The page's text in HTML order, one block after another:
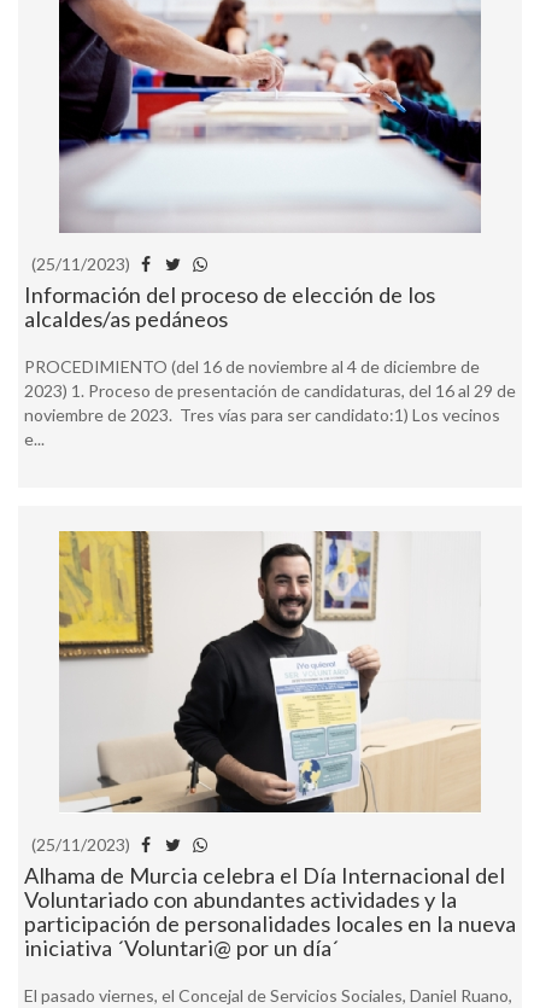
(25/11/2023)
Información del proceso de elección de los
alcaldes/as pedáneos
PROCEDIMIENTO (del 16 de noviembre al 4 de diciembre de
2023) 1. Proceso de presentación de candidaturas, del 16 al 29 de
noviembre de 2023. Tres vías para ser candidato:1) Los vecinos
e...
(25/11/2023)
Alhama de Murcia celebra el Día Internacional del
Voluntariado con abundantes actividades y la
participación de personalidades locales en la nueva
iniciativa ´Voluntari@ por un día´
El pasado viernes, el Concejal de Servicios Sociales, Daniel Ruano,